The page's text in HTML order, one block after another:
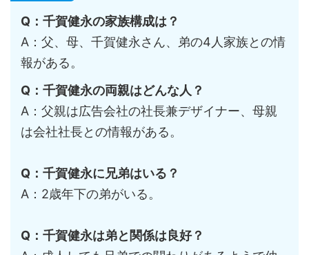
Q：千賀健永の家族構成は？
A：父、母、千賀健永さん、弟の4人家族との情
報がある。
Q：千賀健永の両親はどんな人？
A：父親は広告会社の社長兼デザイナー、母親
は会社社長との情報がある。
Q：千賀健永に兄弟はいる？
A：2歳年下の弟がいる。
Q：千賀健永は弟と関係は良好？